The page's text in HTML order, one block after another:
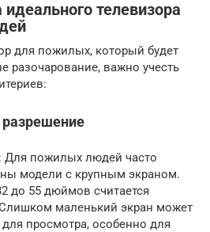
телевизора
для пожилых, который будет
разочарование, важно учесть
разрешение
Для пожилых людей часто
модели с крупным экраном.
до 55 дюймов считается
маленький экран может
просмотра, особенно для